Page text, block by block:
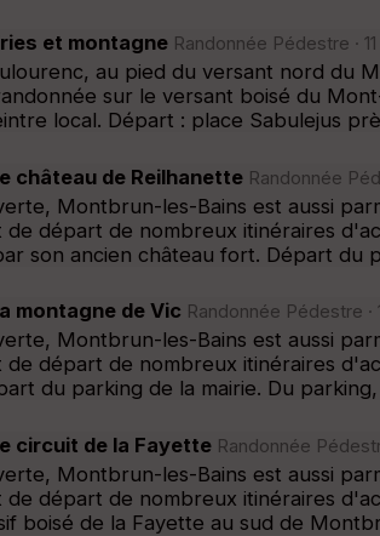
et montagne Randonnée Pédestre ·
au pied du versant nord du
sur le versant boisé du
local. Départ : place Sabulejus
château de Reilhanette Randonnée
Montbrun-les-Bains est aussi
départ de nombreux itinéraires
son ancien château fort. Départ du
montagne de Vic Randonnée Pédestre ·
Montbrun-les-Bains est aussi
départ de nombreux itinéraires
du parking de la mairie. Du
circuit de la Fayette Randonnée
Montbrun-les-Bains est aussi
départ de nombreux itinéraires
boisé de la Fayette au sud de